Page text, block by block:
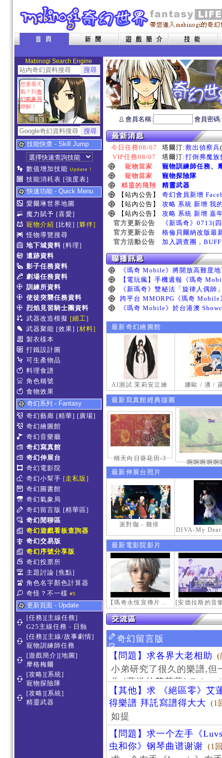
Mabinogi Search Engine
想要看天
氣？到 奇
幻氣象局
瞭解！
技能快查 - Skill Jump
數值增加技能 Update !
技能消耗表 [強度表]
快速功能 - Quick Menu
愛爾琳世界地圖
魔力賦予 [喜愛]
寵物介紹 [比較] [夥伴]
怪物導覽搜尋
地下城資料 [料理]
遺跡資料
影子任務資料
劇場任務資料
訓練所資料
使徒突襲任務資料
烈焰見習騎士團資料
武器改造模擬 [細工]
武器聚能 [效果] [材料]
製衣樣本
打鐵設計圖
可生產物品
料理食譜
角色稱號
食物效果
奇幻系列 - Fantasy
奇幻藝廊 [精華] [廣場]
奇幻繪圖館
奇幻音樂廳
奇幻寫真館
奇幻伸展台
奇幻電影院
奇幻小幫手 [走私販]
奇幻圖書館
奇幻氣象局
奇幻留言版 [精華區]
奇幻閒聊區
奇幻遊戲看板查詢器
奇幻交易版
奇幻序號分享版
奇幻投票所
主題討論 [焦點]
角色名字顏色計算器
奇怪？不一樣 #5
更新頁面 - Update
[任務][主線任務]
G25主線任務 - 日蝕
[任務][主線/故事劇情]
寵物訓練師任務
[遊戲簡介][地圖]
摩格梅爾
[攻略][系統]
寵物探險隊
[攻略][系統]
精靈武器
會員名稱: 會員密
今日任務08/07 塔爾汀:救出偵察兵
VIP任務08/07
塔爾汀:打倒弗魔
寵物當家
寵物訓練師任務、
寵物當家
寵物探險隊
精靈的飛翔
精靈武器
【站內公告】
奇幻會員新增
【站內公告】
攻略 系統 新增 我
【站內公告】
攻略 系統 新增 嘉
官方更新公告
《新瑪奇》0713(
官方更新公告
格倫貝爾納改版最
官方活動公告
加入調查團，
最新奇幻繪圖館
AI測試 茉莉安立繪 娜歐 / 潘 /
最新寫真館經典擷圖
晴天向日葵花田-3
啊啊啊啊啊
最新伸展台照片
派對咖 - 雞排
最新電影院影片
【瑪奇永恆宣傳片】最初的感動
奇幻留言版
【問題】求各界大老相助
(
小弟研究了很久的樂譜,但
作 [葬送的芙莉蓮]-
【其他】求 《絕區零》艾
得樂譜 拜託寫譜得大大
(1
如提
【問題】求一个左手《
虫和你》钢琴曲谱谢谢 (1